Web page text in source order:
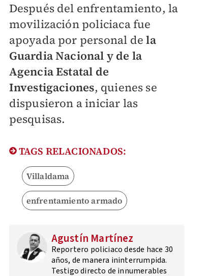
Después del enfrentamiento, la
movilización policiaca fue
apoyada por personal dela
Guardia Nacional y de la
Agencia Estatal de
Investigaciones, quienes se
dispusieron a iniciar las
pesquisas.
TAGS RELACIONADOS:
Villaldama
enfrentamiento armado
Agustín Martínez
Reportero policiaco desde hace 30
años, de manera ininterrumpida.
Testigo directo de innumerables